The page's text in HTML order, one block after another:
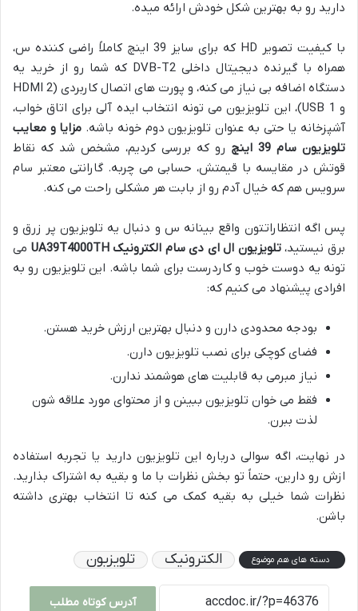
دارید رو به بهترین شکل خودش ارائه میده.
با کیفیت تصویر HD که برای سایز 39 اینچ کاملاً راضی کننده س،
همراه با گیرنده دیجیتال داخلی DVB-T2 که شما رو از خرید یه
دستگاه اضافه بی نیاز می کنه، و پورت های اتصال کاربردی (2 HDMI
و 1 USB)، این تلویزیون می تونه انتخاب ایده آلی برای اتاق خواب،
آشپزخانه یا حتی به عنوان تلویزیون دوم خونه باشه. مزایا و معایب
تلویزیون سام 39 اینچ
رو که بررسی کردیم، مشخص شد که نقاط
قوتش در مقایسه با قیمتش، حسابی می چربه. گارانتی معتبر سام
سرویس هم که خیال آدم رو از بابت هر مشکلی راحت می کنه.
پس اگه انتظاراتتون واقع بینانه س و دنبال یه تلویزیون پر زرق و
برق نیستید،تلویزیون ال ای دی سام الکترونیک UA39T4000TH
می
تونه یه دوست خوب و کاردرست برای شما باشه. این تلویزیون رو به
افرادی پیشنهاد می کنیم که:
بودجه محدودی دارن و دنبال بهترین ارزش خرید هستن.
فضای کوچکی برای نصب تلویزیون دارن.
نیاز مبرمی به قابلیت های هوشمند ندارن.
فقط می خوان تلویزیون ببینن و از محتوای مورد علاقه شون
لذت ببرن.
در نهایت، اگه سوالی درباره این تلویزیون دارید یا تجربه استفاده
ازش رو دارین، حتماً تو بخش نظرات با ما و بقیه به اشتراک بذارید.
نظرات شما خیلی به بقیه کمک می کنه تا انتخاب بهتری داشته
باشن.
دسته های هم موضوع الکترونیک تلویزیون
آدرس کوتاه مطلب